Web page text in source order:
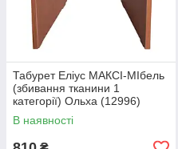
Табурет Еліус МАКСІ-МІбель
(збивання тканини 1
категорії) Ольха (12996)
В наявності